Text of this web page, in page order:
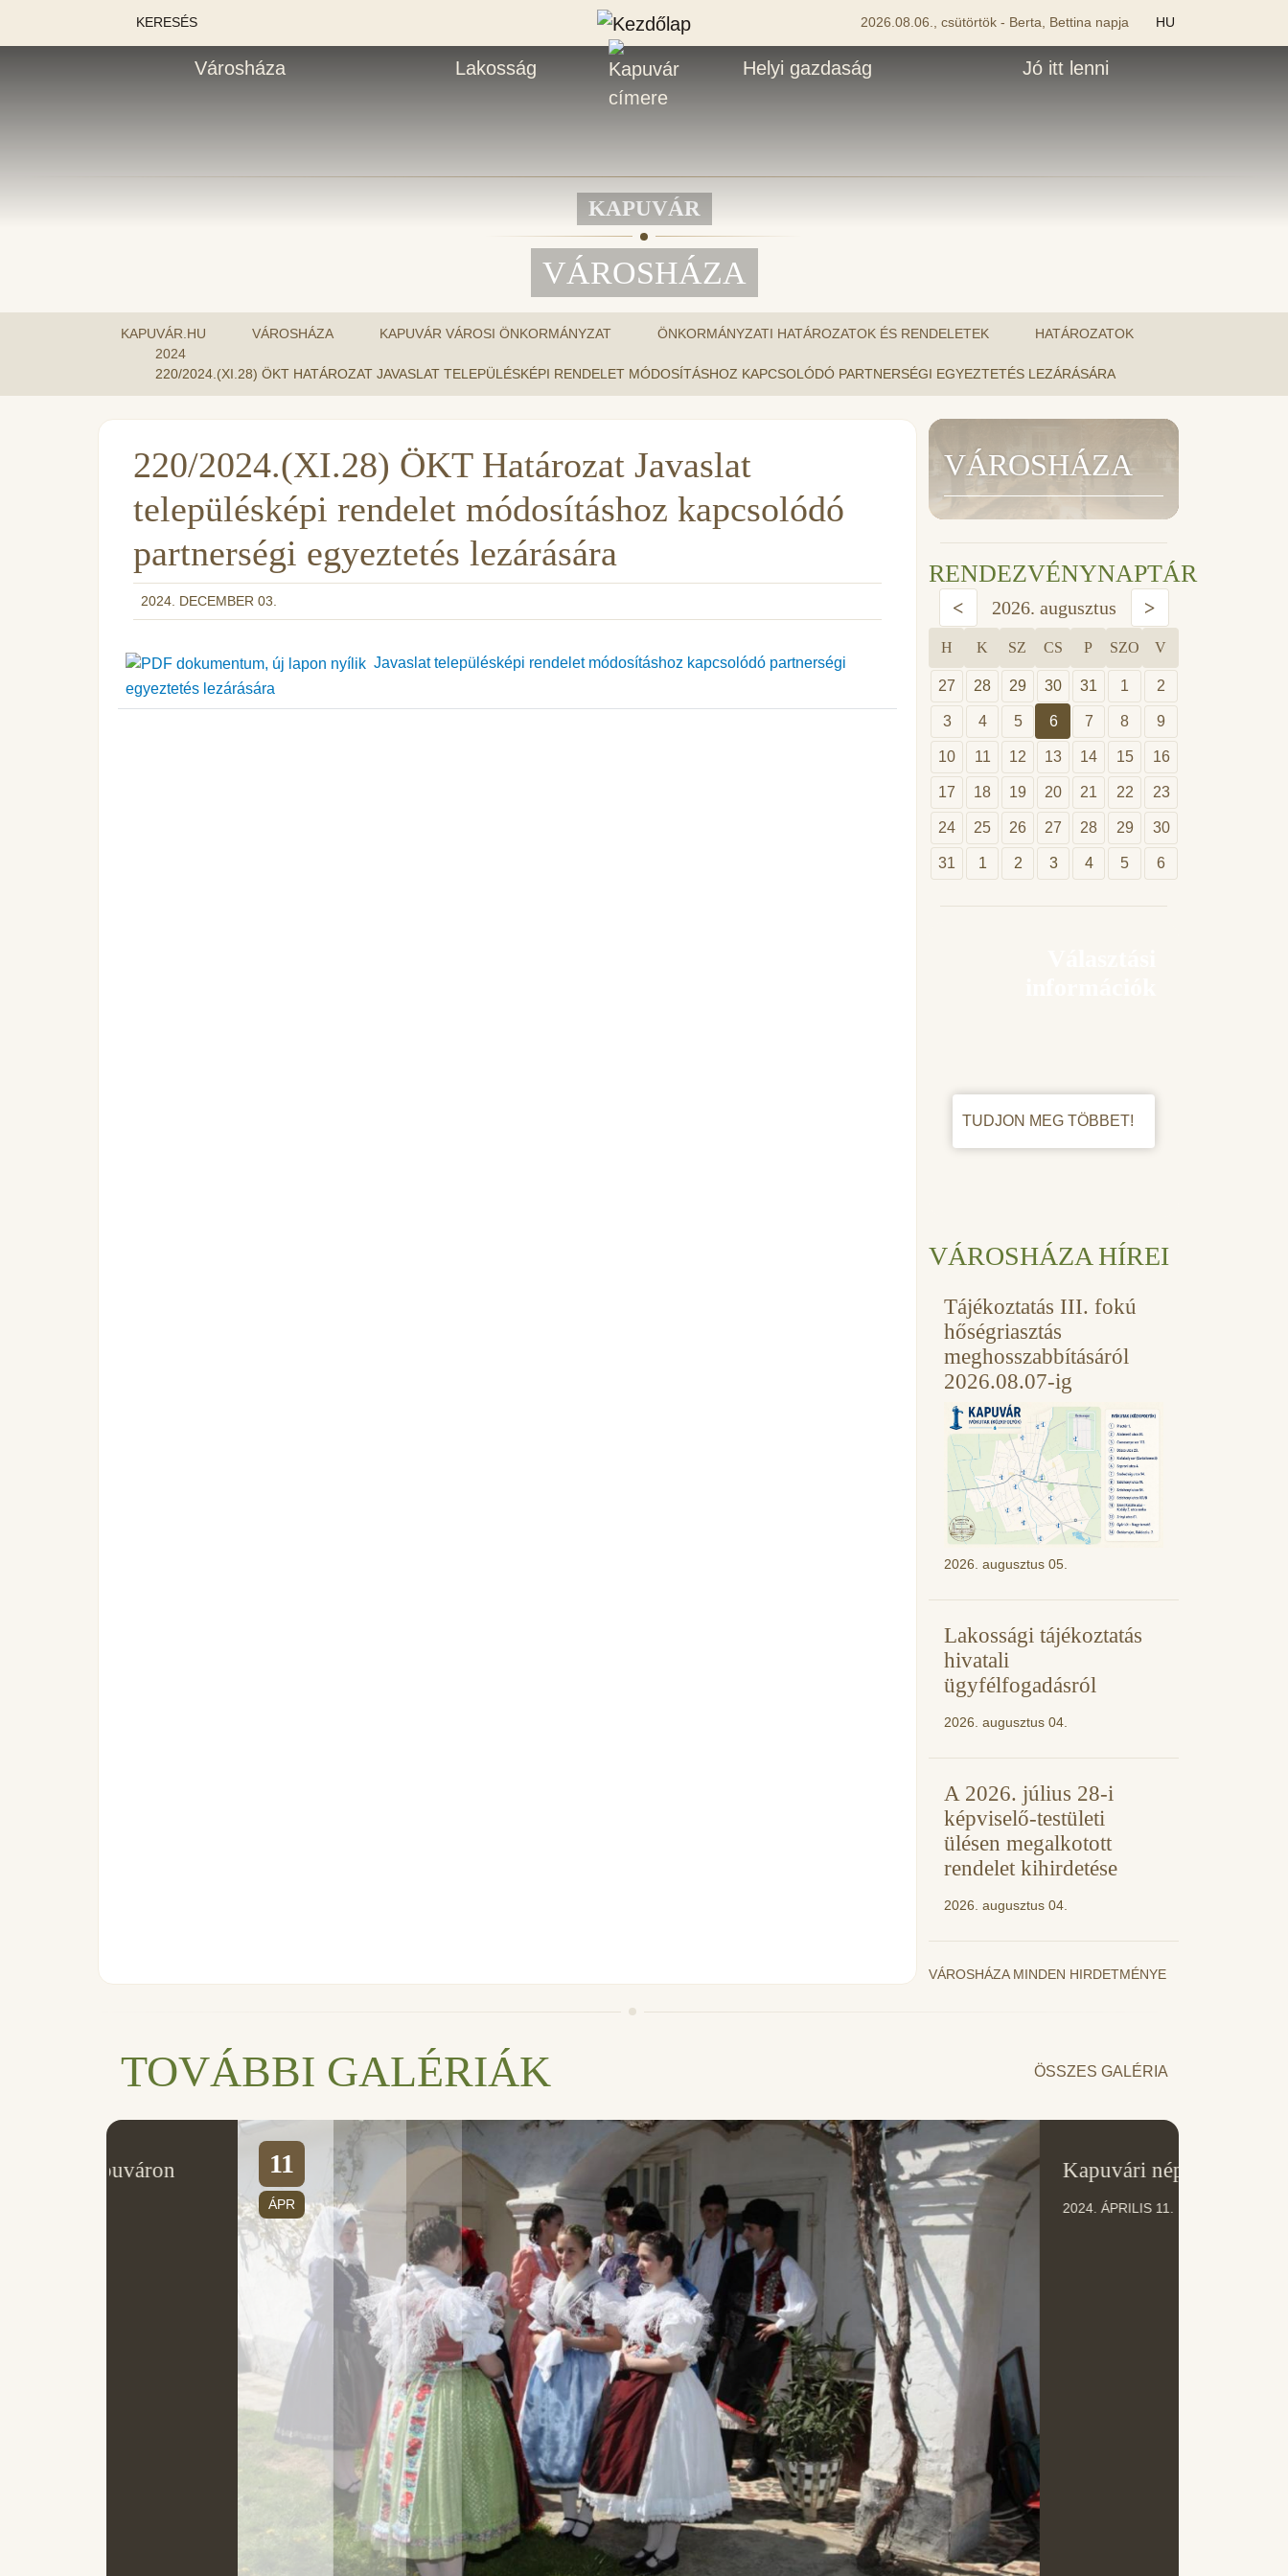
KERESÉS 2026.08.06., csütörtök - Berta, Bettina napja HU
Városháza Lakosság Helyi gazdaság Jó itt lenni
KAPUVÁR
VÁROSHÁZA
KAPUVÁR.HU VÁROSHÁZA KAPUVÁR VÁROSI ÖNKORMÁNYZAT ÖNKORMÁNYZATI HATÁROZATOK ÉS RENDELETEK
HATÁROZATOK
2024
220/2024.(XI.28) ÖKT HATÁROZAT JAVASLAT TELEPÜLÉSKÉPI RENDELET MÓDOSÍTÁSHOZ KAPCSOLÓDÓ PARTNERSÉGI EGYEZTETÉS LEZÁRÁSÁRA
220/2024.(XI.28) ÖKT Határozat Javaslat
településképi rendelet módosításhoz kapcsolódó
partnerségi egyeztetés lezárására
2024. DECEMBER 03.
Javaslat településképi rendelet módosításhoz kapcsolódó partnerségi
egyeztetés lezárására
VÁROSHÁZA
RENDEZVÉNYNAPTÁR
< 2026. augusztus >
H K SZ CS P SZO V
27 28 29 30 31 1 2
3 4 5 6 7 8 9
10 11 12 13 14 15 16
17 18 19 20 21 22 23
24 25 26 27 28 29 30
31 1 2 3 4 5 6
TUDJON MEG TÖBBET!
VÁROSHÁZA HÍREI
Tájékoztatás III. fokú
hőségriasztás
meghosszabbításáról
2026.08.07-ig
2026. augusztus 05.
Lakossági tájékoztatás
hivatali
ügyfélfogadásról
2026. augusztus 04.
A 2026. július 28-i
képviselő-testületi
ülésen megalkotott
rendelet kihirdetése
2026. augusztus 04.
VÁROSHÁZA MINDEN HIRDETMÉNYE
TOVÁBBI GALÉRIÁK ÖSSZES GALÉRIA
11 Kapuvári népviselet
2024. ÁPRILIS 11.